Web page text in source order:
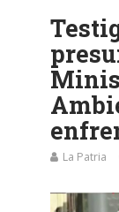
La Patria